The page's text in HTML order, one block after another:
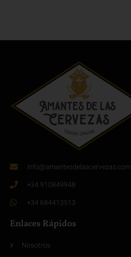
info@amantesdelascervezas.com
+34 910849948
+34 684413513
Enlaces Rápidos
Nosotros